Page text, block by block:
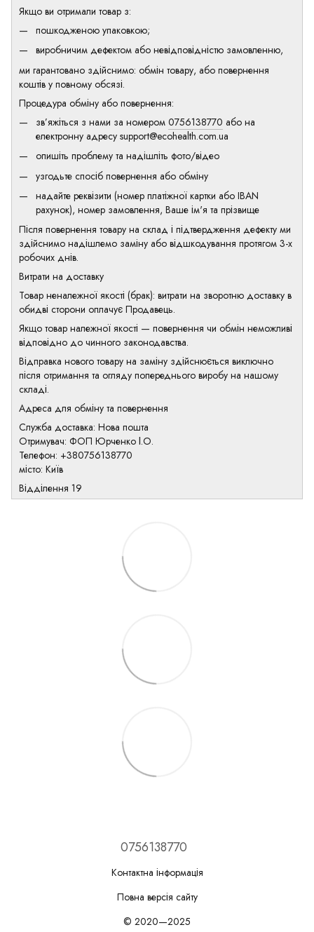
Якщо ви отримали товар з:
пошкодженою упаковкою;
виробничим дефектом або невідповідністю замовленню,
ми гарантовано здійснимо: обмін товару, або повернення
коштів у повному обсязі.
Процедура обміну або повернення:
зв’яжіться з нами за номером 0756138770 або на
електронну адресу support@ecohealth.com.ua
опишіть проблему та надішліть фото/відео
узгодьте спосіб повернення або обміну
надайте реквізити (номер платіжної картки або IBAN
рахунок), номер замовлення, Ваше ім'я та прізвище
Після повернення товару на склад і підтвердження дефекту ми
здійснимо надішлемо заміну або відшкодування протягом 3-х
робочих днів.
Витрати на доставку
Товар неналежної якості (брак): витрати на зворотню доставку в
обидві сторони оплачує Продавець.
Якщо товар належної якості — повернення чи обмін неможливі
відповідно до чинного законодавства.
Відправка нового товару на заміну здійснюється виключно
після отримання та огляду попереднього виробу на нашому
складі.
Адреса для обміну та повернення
Служба доставка: Нова пошта
Отримувач: ФОП Юрченко І.О.
Телефон: +380756138770
місто: Київ
Відділення 19
0756138770
Контактна інформація
Повна версія сайту
© 2020—2025